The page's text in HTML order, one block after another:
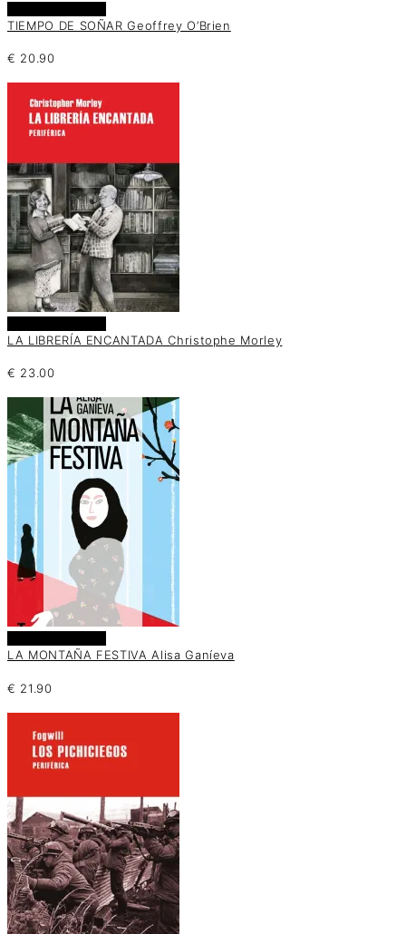
TIEMPO DE SOÑAR Geoffrey O’Brien
€ 20.90
LA LIBRERÍA ENCANTADA Christophe Morley
€ 23.00
LA MONTAÑA FESTIVA Alisa Ganíeva
€ 21.90